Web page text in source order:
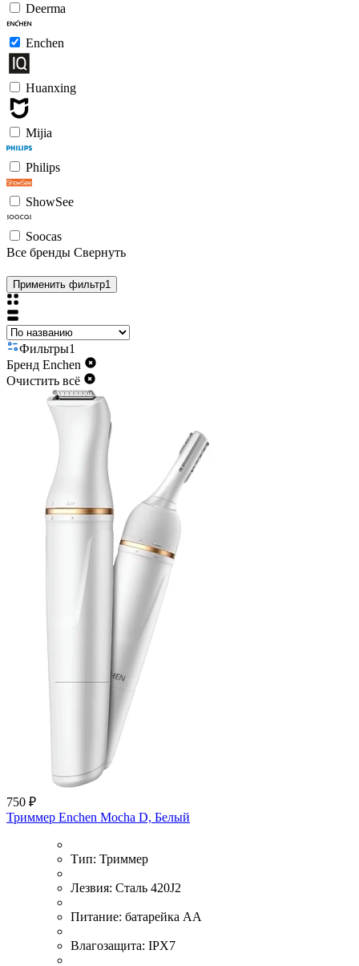
Deerma
Enchen
Huanxing
Mijia
Philips
ShowSee
Soocas
Все бренды Свернуть
Применить фильтр1
Фильтры1
Бренд Enchen
Очистить всё
750 ₽
Триммер Enchen Mocha D, Белый
Тип: Триммер
Лезвия: Сталь 420J2
Питание: батарейка AA
Влагозащита: IPX7